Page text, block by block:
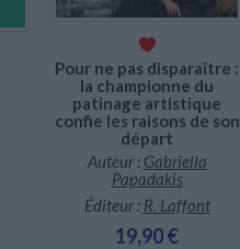
Pour ne pas disparaître :
la championne du
patinage artistique
confie les raisons de son
départ
Auteur : Gabriella
Papadakis
Éditeur : R. Laffont
19,90 €